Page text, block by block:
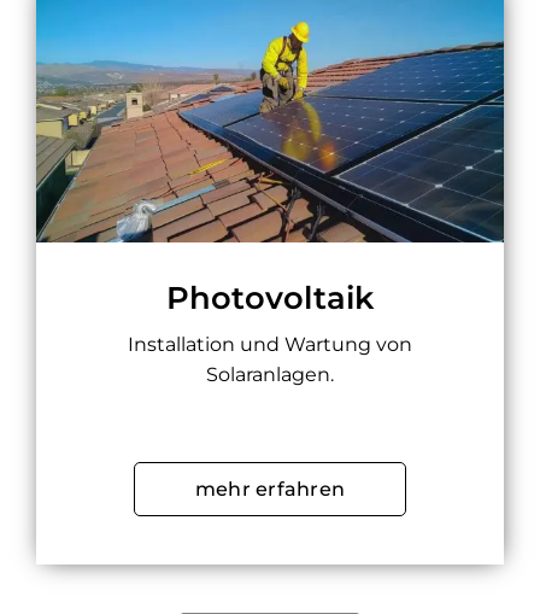
Photovoltaik
Installation und Wartung von
Solaranlagen.
mehr erfahren